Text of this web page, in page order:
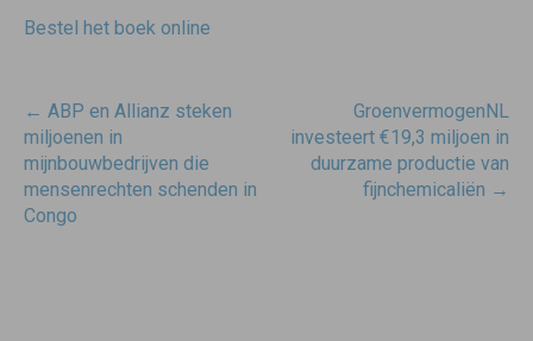
Bestel het boek online
Post
navigatie
← ABP en Allianz steken
miljoenen in
mijnbouwbedrijven die
mensenrechten schenden in
Congo
GroenvermogenNL
investeert €19,3 miljoen in
duurzame productie van
fijnchemicaliën →